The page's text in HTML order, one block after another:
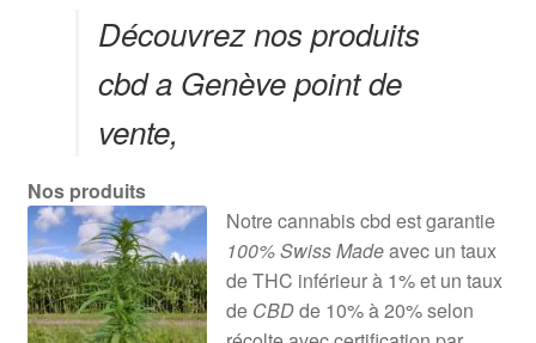
Découvrez nos produits
cbd a Genève point de
vente,
Nos produits
Notre cannabis cbd est garantie
100% Swiss Madeavec un taux
de THC inférieur à 1% et un taux
deCBDde 10% à 20% selon